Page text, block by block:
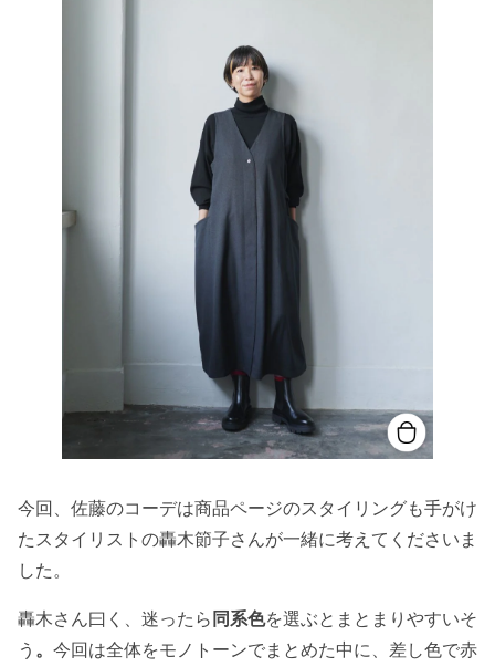
今回、佐藤のコーデは商品ページのスタイリングも手がけ
たスタイリストの轟木節子さんが一緒に考えてくださいま
した。
轟木さん曰く、迷ったら同系色を選ぶとまとまりやすいそ
う 。 今回は全体をモノトーンでまとめた中に、差し色で赤